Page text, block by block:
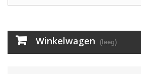
Winkelwagen (leeg)